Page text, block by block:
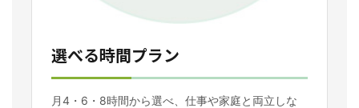
選べる時間プラン
月4・6・8時間から選べ、仕事や家庭と両立しな